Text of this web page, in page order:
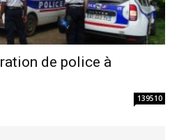
de police à
139510